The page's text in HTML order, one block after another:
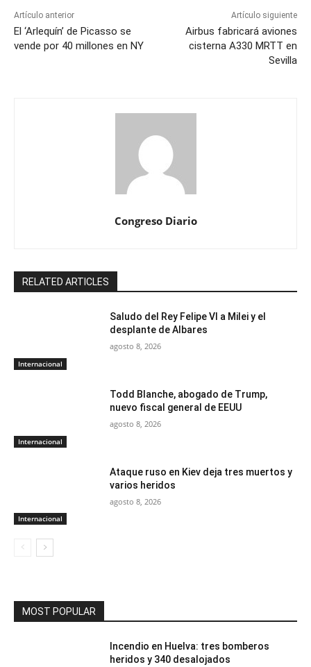
Artículo anterior
El ‘Arlequín’ de Picasso se
vende por 40 millones en NY
Artículo siguiente
Airbus fabricará aviones
cisterna A330 MRTT en
Sevilla
Congreso Diario
RELATED ARTICLES
Internacional
Saludo del Rey Felipe VI a Milei y el
desplante de Albares
agosto 8, 2026
Internacional
Todd Blanche, abogado de Trump,
nuevo fiscal general de EEUU
agosto 8, 2026
Internacional
Ataque ruso en Kiev deja tres muertos y
varios heridos
agosto 8, 2026
MOST POPULAR
Incendio en Huelva: tres bomberos
heridos y 340 desalojados